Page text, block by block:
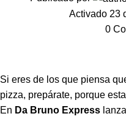
Activado 23
0
Si eres de los que piensa
pizza, prepárate, porque
En Da Bruno Express